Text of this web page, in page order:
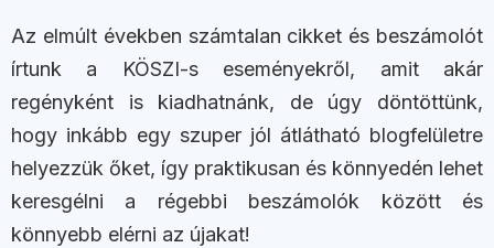
Az elmúlt években számtalan cikket és beszámolót
írtunk a KÖSZI-s eseményekről, amit akár
regényként is kiadhatnánk, de úgy döntöttünk,
hogy inkább egy szuper jól átlátható blogfelületre
helyezzük őket, így praktikusan és könnyedén lehet
keresgélni a régebbi beszámolók között és
könnyebb elérni az újakat!